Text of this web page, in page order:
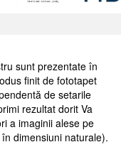
sunt prezentate în
finit de fototapet
de setarile
rezultat dorit Va
a imaginii alese pe
dimensiuni naturale).